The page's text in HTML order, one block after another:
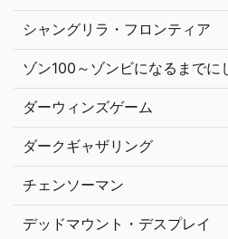
シャングリラ・フロンティア
ゾン100～ゾンビになるまでに
ダーウィンズゲーム
ダークギャザリング
チェンソーマン
デッドマウント・デスプレイ